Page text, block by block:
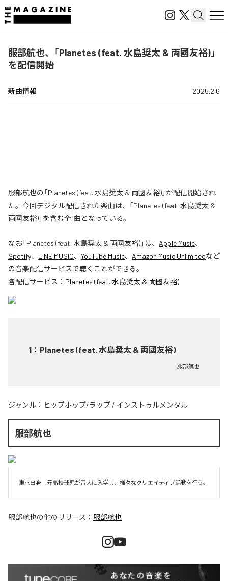
服部航也、「Planetes (feat. 水島奨太 & 両國友裕)」
を配信開始
新曲情報 2025.2.6
服部航也の「Planetes (feat. 水島奨太 & 両國友裕)」が配信開始され
た。今回デジタル配信された楽曲は、「Planetes (feat. 水島奨太 &
両國友裕)」を含む全1曲となっている。
なお「Planetes (feat. 水島奨太 & 両國友裕)」は、 Apple Music、
Spotify、 LINE MUSIC、 YouTube Music、 Amazon Music Unlimitedなど
の音楽配信サービスで聴くことができる。
各配信サービス： Planetes (feat. 水島奨太 & 両國友裕)
1 ： Planetes (feat. 水島奨太 & 両國友裕)
服部航也
ジャンル： ヒップホップ/ラップ / インストゥルメンタル
服部航也
服部航也の他のリリース： 服部航也